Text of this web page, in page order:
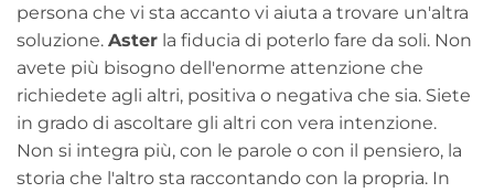
persona che vi sta accanto vi aiuta a trovare un'altra
soluzione. Aster la fiducia di poterlo fare da soli. Non
avete più bisogno dell'enorme attenzione che
richiedete agli altri, positiva o negativa che sia. Siete
in grado di ascoltare gli altri con vera intenzione.
Non si integra più, con le parole o con il pensiero, la
storia che l'altro sta raccontando con la propria. In